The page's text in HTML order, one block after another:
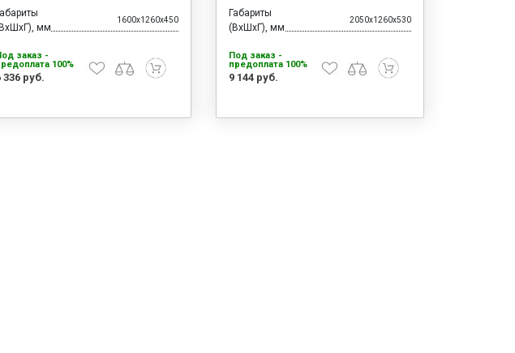
мм
1600x1260x450
заказ -
100%
336 руб.
Габариты
(ВхШхГ), мм
2050x1260x530
Под заказ -
предоплата 100%
9 144 руб.